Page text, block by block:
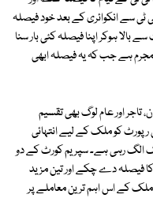
سے انکوائری کے بعد خود فیصلہ
بالا ہوکر اپنا فیصلہ کئی بار سنا
مجرم ہے جب کہ یہ فیصلہ ابھی
تاجر اور عام لوگ بھی تقسیم
کو ملک کے لیے انتہائی
الگ الگ رہی ہے۔ سپریم کورٹ کے دو
فیصلہ دے چکے اور تین مزید
کے اس اہم ترین معاملے پر